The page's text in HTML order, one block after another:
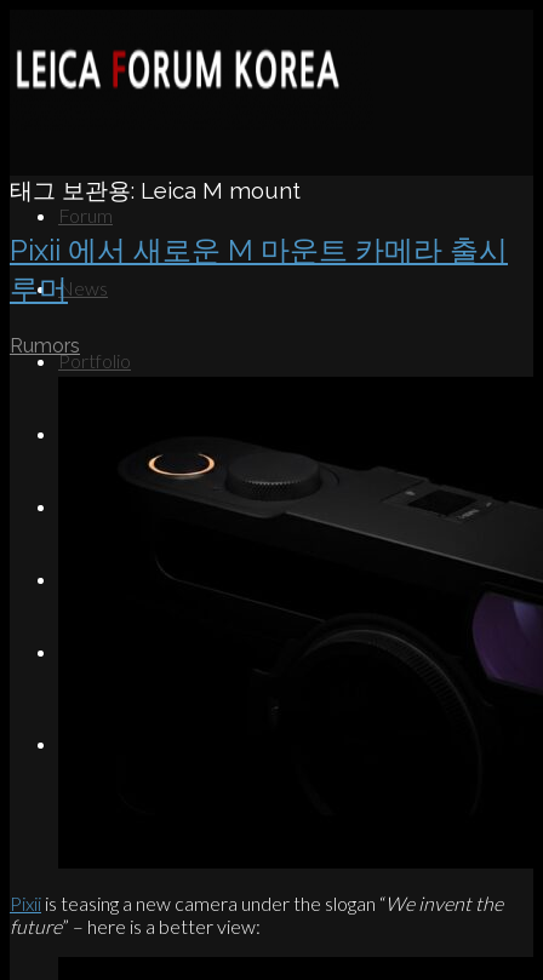
Forum
News
Portfolio
태그 보관용: Leica M mount
Pixii 에서 새로운 M 마운트 카메라 출시
루머
Rumors
Pixii is teasing a new camera under the slogan “We invent the
future” – here is a better view: